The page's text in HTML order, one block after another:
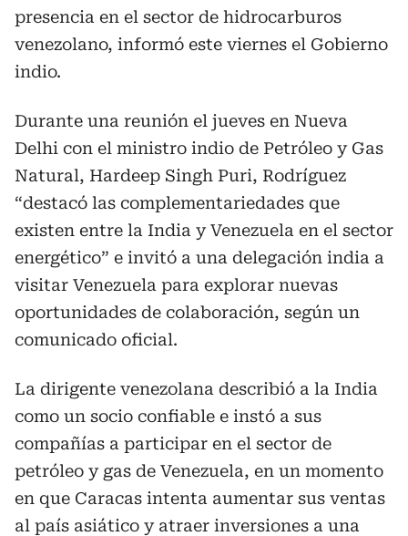
presencia en el sector de hidrocarburos
venezolano, informó este viernes el Gobierno
indio.
Durante una reunión el jueves en Nueva
Delhi con el ministro indio de Petróleo y Gas
Natural, Hardeep Singh Puri, Rodríguez
“destacó las complementariedades que
existen entre la India y Venezuela en el sector
energético” e invitó a una delegación india a
visitar Venezuela para explorar nuevas
oportunidades de colaboración, según un
comunicado oficial.
La dirigente venezolana describió a la India
como un socio confiable e instó a sus
compañías a participar en el sector de
petróleo y gas de Venezuela, en un momento
en que Caracas intenta aumentar sus ventas
al país asiático y atraer inversiones a una